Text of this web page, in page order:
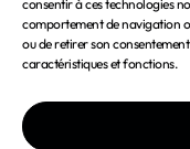
consentir à ces technologies
comportement de navigation
ou de retirer son
caractéristiques et fonctions.